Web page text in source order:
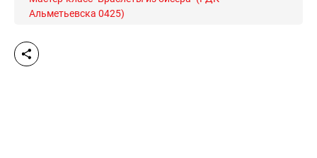
Альметьевска 0425)